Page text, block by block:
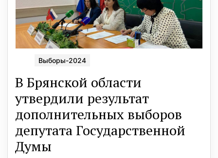
Выборы-2024
В Брянской области
утвердили результат
дополнительных выборов
депутата Государственной
Думы